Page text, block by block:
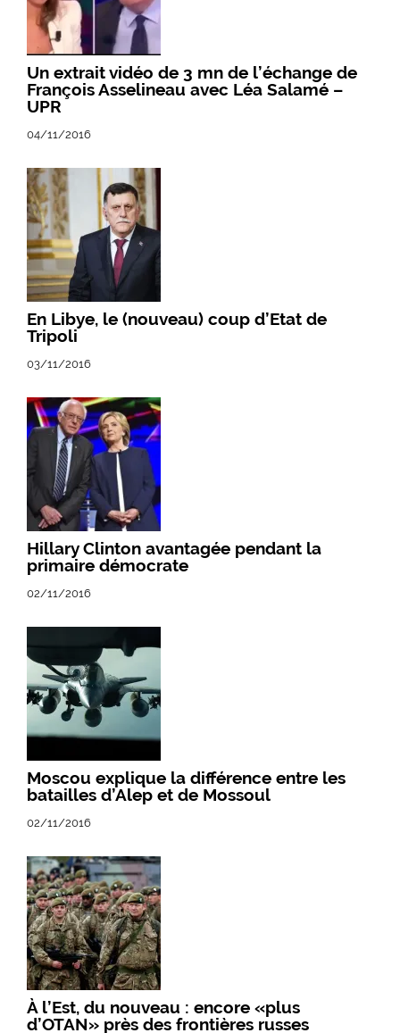
Un extrait vidéo de 3 mn de l’échange de
François Asselineau avec Léa Salamé –
UPR
04/11/2016
En Libye, le (nouveau) coup d’Etat de
Tripoli
03/11/2016
Hillary Clinton avantagée pendant la
primaire démocrate
02/11/2016
Moscou explique la différence entre les
batailles d’Alep et de Mossoul
02/11/2016
À l’Est, du nouveau : encore «plus
d’OTAN» près des frontières russes